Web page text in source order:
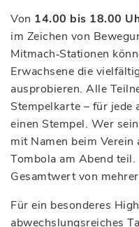
Von 14.00 bis 18.00
im Zeichen von
Mitmach‑Stationen
Erwachsene die
ausprobieren. Alle
Stempelkarte – für jede
einen Stempel. Wer
mit Namen beim
Tombola am Abend
Gesamtwert von
Für ein besonderes
abwechslungsreiches